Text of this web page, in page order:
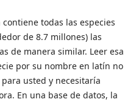
todas las especies
de 8.7 millones) las
de manera similar. Leer esa
por su nombre en latín no
usted y necesitaría
En una base de datos, la